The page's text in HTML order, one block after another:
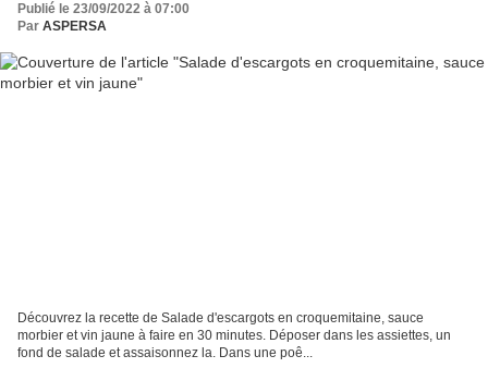
Publié le 23/09/2022 à 07:00
Par ASPERSA
Découvrez la recette de Salade d'escargots en croquemitaine, sauce
morbier et vin jaune à faire en 30 minutes. Déposer dans les assiettes, un
fond de salade et assaisonnez la. Dans une poê...